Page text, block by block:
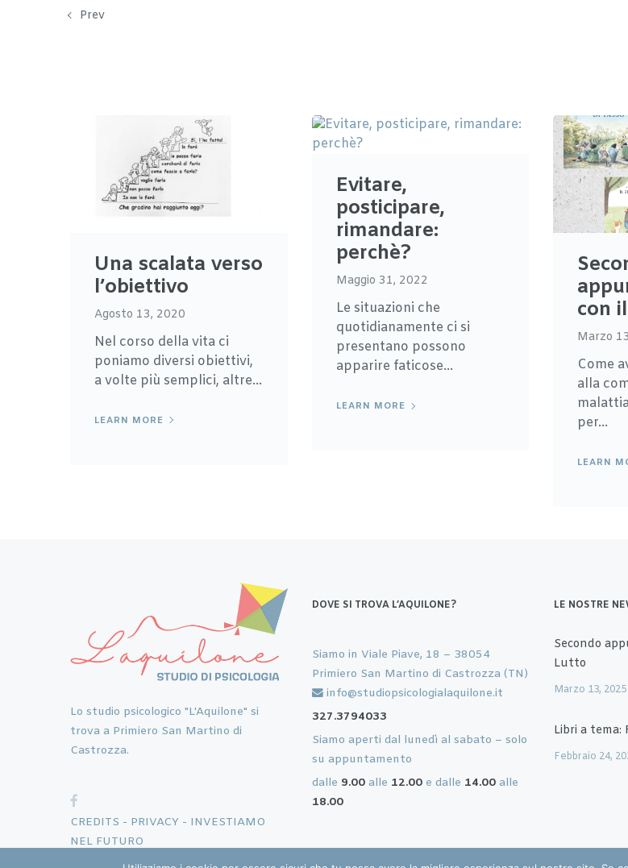
Prev
Una scalata verso
l’obiettivo
Agosto 13, 2020
Nel corso della vita ci
poniamo diversi obiettivi,
a volte più semplici, altre...
LEARN MORE
Evitare,
posticipare,
rimandare:
perchè?
Maggio 31, 2022
Le situazioni che
quotidianamente ci si
presentano possono
apparire faticose...
LEARN MORE
con
Marzo
Come
alla
per...
LEARN
Lo studio psicologico "L'Aquilone" si
trova a Primiero San Martino di
Castrozza.
CREDITS - PRIVACY - INVESTIAMO
NEL FUTURO
DOVE SI TROVA L’AQUILONE?
Siamo in Viale Piave, 18 – 38054
Primiero San Martino di Castrozza (TN)
info@studiopsicologialaquilone.it
327.3794033
Siamo aperti dal lunedì al sabato – solo
su appuntamento
dalle 9.00 alle 12.00 e dalle 14.00 alle
18.00
LE NOSTRE
Secondo
Lutto
Marzo 13, 2025
Libri a tema:
Febbraio 24,